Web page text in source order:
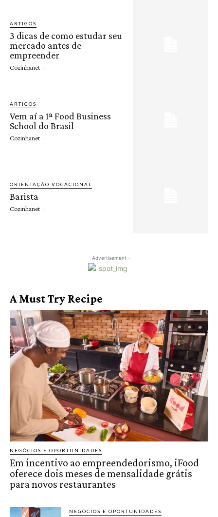
ARTIGOS
3 dicas de como estudar seu
mercado antes de
empreender
Cozinhanet -
ARTIGOS
Vem aí a 1ª Food Business
School do Brasil
Cozinhanet -
ORIENTAÇÃO VOCACIONAL
Barista
Cozinhanet -
- Advertisement -
A Must Try Recipe
NEGÓCIOS E OPORTUNIDADES
Em incentivo ao empreendedorismo, iFood
oferece dois meses de mensalidade grátis
para novos restaurantes
NEGÓCIOS E OPORTUNIDADES